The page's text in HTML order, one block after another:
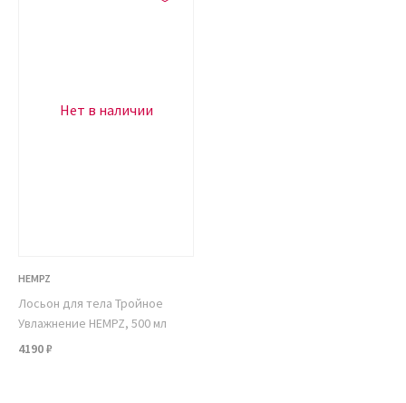
Нет в наличии
HEMPZ
Лосьон для тела Тройное
Увлажнение HEMPZ, 500 мл
4190 ₽